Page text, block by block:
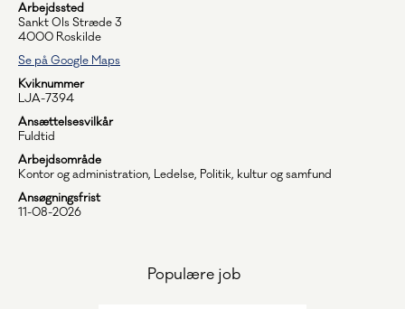
Arbejdssted
Sankt Ols Stræde 3
4000 Roskilde
Se på Google Maps
Kviknummer
LJA-7394
Ansættelsesvilkår
Fuldtid
Arbejdsområde
Kontor og administration, Ledelse, Politik, kultur og samfund
Ansøgningsfrist
11-08-2026
Populære job